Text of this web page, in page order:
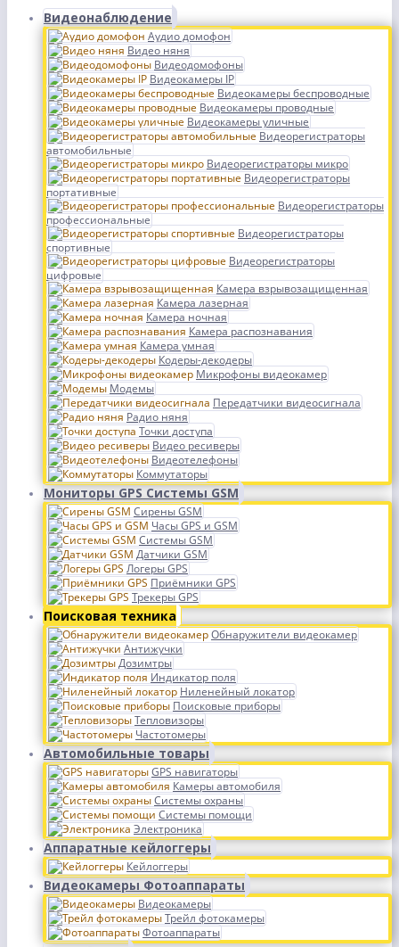
Видеонаблюдение
Аудио домофон
Видео няня
Видеодомофоны
Видеокамеры IP
Видеокамеры беспроводные
Видеокамеры проводные
Видеокамеры уличные
Видеорегистраторы
автомобильные
Видеорегистраторы микро
Видеорегистраторы
портативные
Видеорегистраторы
профессиональные
Видеорегистраторы
спортивные
Видеорегистраторы
цифровые
Камера взрывозащищенная
Камера лазерная
Камера ночная
Камера распознавания
Камера умная
Кодеры-декодеры
Микрофоны видеокамер
Модемы
Передатчики видеосигнала
Радио няня
Точки доступа
Видео ресиверы
Видеотелефоны
Коммутаторы
Мониторы GPS Системы GSM
Сирены GSM
Часы GPS и GSM
Системы GSM
Датчики GSM
Логеры GPS
Приёмники GPS
Трекеры GPS
Поисковая техника
Обнаружители видеокамер
Антижучки
Дозимтры
Индикатор поля
Ниленейный локатор
Поисковые приборы
Тепловизоры
Частотомеры
Автомобильные товары
GPS навигаторы
Камеры автомобиля
Системы охраны
Системы помощи
Электроника
Аппаратные кейлоггеры
Кейлоггеры
Видеокамеры Фотоаппараты
Видеокамеры
Трейл фотокамеры
Фотоаппараты